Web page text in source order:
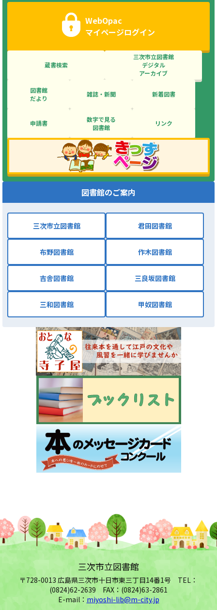
WebOpac
マイページログイン
蔵書検索
三次市立図書館
デジタル
アーカイブ
図書館
だより
雑誌・新聞 新着図書
申請書
数字で見る
図書館
リンク
図書館のご案内
三次市立図書館 君田図書館
布野図書館 作木図書館
吉舎図書館 三良坂図書館
三和図書館 甲奴図書館
三次市立図書館
〒728-0013 広島県三次市十日市東三丁目14番1号 TEL：
(0824)62-2639 FAX：(0824)63-2861
E-mail： miyoshi-lib@m-city.jp